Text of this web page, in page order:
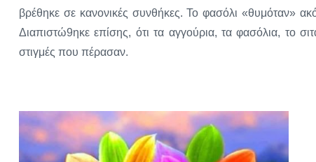
βρέθηκε σε κανονικές συνθήκες. Το φασόλι «θυμόταν»
Διαπιστώ9ηκε επίσης, ότι τα αγγούρια, τα φασόλια, το
στιγμές που πέρασαν.